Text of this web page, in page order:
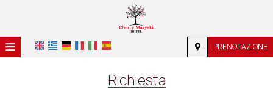
≡ PRENOTAZIONE
Richiesta